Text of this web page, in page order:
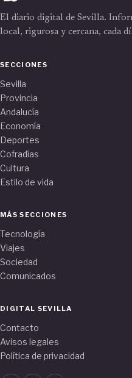
El diario digital de Sevilla.
local, rigurosa y cercana, cada
SECCIONES
Sevilla
Provincia
Andalucía
Economía
Deportes
Cofradías
Cultura
Estilo de vida
MÁS SECCIONES
Tecnología
Viajes
Sociedad
Comunicados
DIGITAL SEVILLA
Contacto
Avisos legales
Política de privacidad